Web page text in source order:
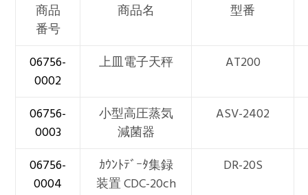
商品
番号
商品名 型番
06756-
0002
上皿電子天秤 AT200
06756-
0003
小型高圧蒸気
減菌器
ASV-2402
06756-
0004
ｶｳﾝﾄﾃﾞｰﾀ集録
装置 CDC-20ch
DR-20S